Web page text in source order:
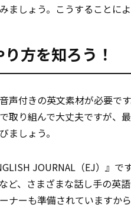
ましょう。こうすることに
方を知ろう！
声付きの英文素材が必要で
取り組んで大丈夫ですが、
ましょう。
JOURNAL（EJ）』
ど、さまざまな話し手の英
ナーも準備されていますか